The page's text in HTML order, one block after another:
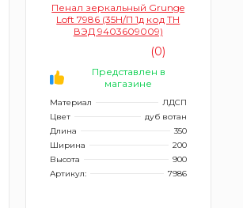
Пенал зеркальный Grunge
Loft 7986 (35Н/П 1д код ТН
ВЭД 9403609009)
(0)
Представлен в
магазине
Материал
ЛДСП
Цвет
дуб вотан
Длина
350
Ширина
200
Высота
900
Артикул:
7986